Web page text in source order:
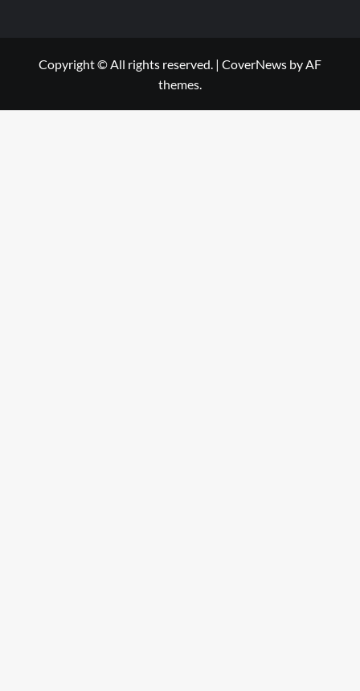
Copyright © All rights reserved. | CoverNews by AF
themes.